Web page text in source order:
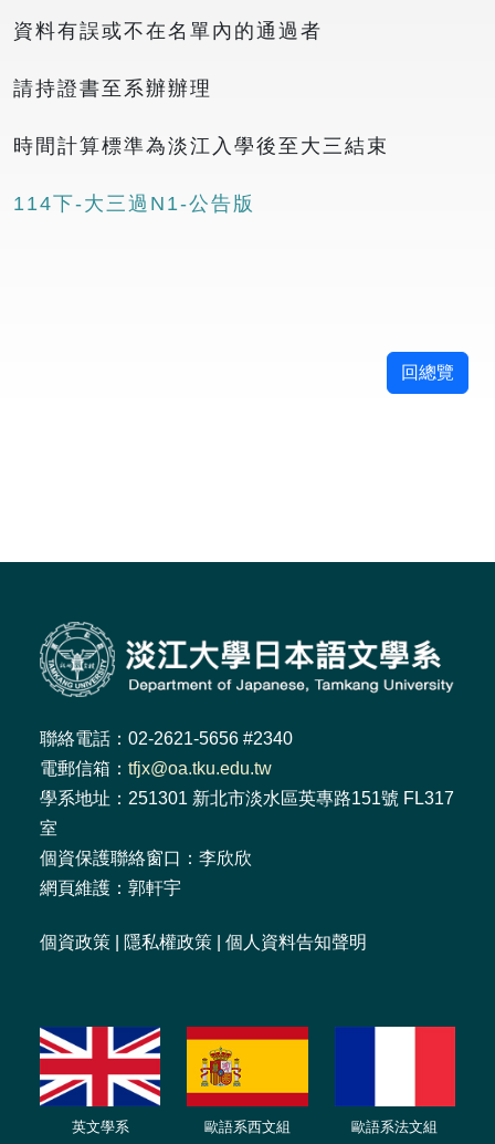
資料有誤或不在名單內的通過者
請持證書至系辦辦理
時間計算標準為淡江入學後至大三結束
114下-大三過N1-公告版
回總覽
聯絡電話：02-2621-5656 #2340
電郵信箱： tfjx@oa.tku.edu.tw
學系地址：251301 新北市淡水區英專路151號 FL317
室
個資保護聯絡窗口：李欣欣
網頁維護：郭軒宇
個資政策 隱私權政策 個人資料告知聲明
英文學系 歐語系西文組 歐語系法文組